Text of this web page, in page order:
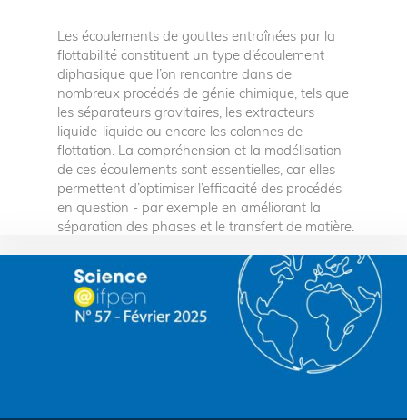
Les écoulements de gouttes entraînées par la
flottabilité constituent un type d’écoulement
diphasique que l’on rencontre dans de
nombreux procédés de génie chimique, tels que
les séparateurs gravitaires, les extracteurs
liquide-liquide ou encore les colonnes de
flottation. La compréhension et la modélisation
de ces écoulements sont essentielles, car elles
permettent d’optimiser l’efficacité des procédés
en question - par exemple en améliorant la
séparation des phases et le transfert de matière.